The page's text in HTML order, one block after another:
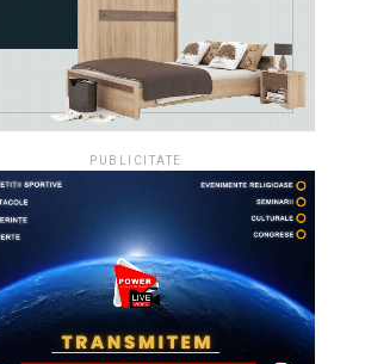
PUBLICITATE